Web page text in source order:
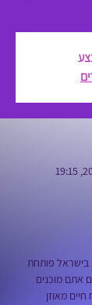
בישראל פותחת
אתם מוכנים
מאוזן